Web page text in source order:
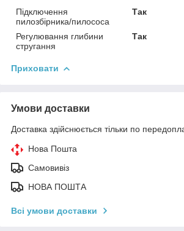
Підключення
пилозбірника/пилососа
Так
Регулювання глибини
стругання
Так
Приховати
Умови доставки
Доставка здійснюється тільки по
Нова Пошта
Самовивіз
НОВА ПОШТА
Всі умови доставки